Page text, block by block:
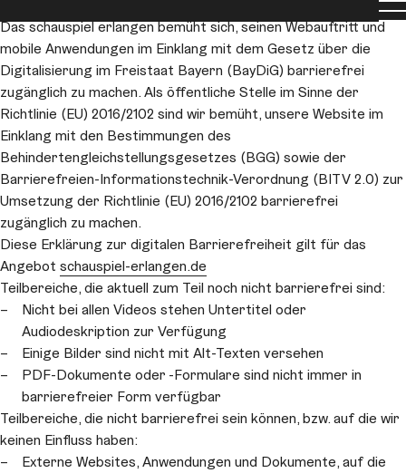
Das schauspiel erlangen bemüht sich, seinen Webauftritt und
mobile Anwendungen im Einklang mit dem Gesetz über die
Digitalisierung im Freistaat Bayern (BayDiG) barrierefrei
zugänglich zu machen. Als öffentliche Stelle im Sinne der
Richtlinie (EU) 2016/2102 sind wir bemüht, unsere Website im
Einklang mit den Bestimmungen des
Behindertengleichstellungsgesetzes (BGG) sowie der
Barrierefreien-Informationstechnik-Verordnung (BITV 2.0) zur
Umsetzung der Richtlinie (EU) 2016/2102 barrierefrei
zugänglich zu machen.
Diese Erklärung zur digitalen Barrierefreiheit gilt für das
Angebot schauspiel-erlangen.de
Teilbereiche, die aktuell zum Teil noch nicht barrierefrei sind:
Nicht bei allen Videos stehen Untertitel oder
Audiodeskription zur Verfügung
Einige Bilder sind nicht mit Alt-Texten versehen
PDF-Dokumente oder -Formulare sind nicht immer in
barrierefreier Form verfügbar
Teilbereiche, die nicht barrierefrei sein können, bzw. auf die wir
keinen Einfluss haben:
Externe Websites, Anwendungen und Dokumente, auf die